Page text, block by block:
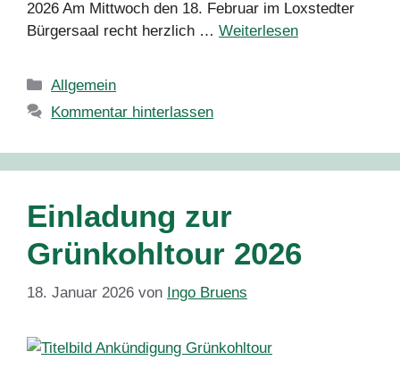
2026 Am Mittwoch den 18. Februar im Loxstedter
Bürgersaal recht herzlich … Weiterlesen
Kategorien
Allgemein
Kommentar hinterlassen
Einladung zur
Grünkohltour 2026
18. Januar 2026 von Ingo Bruens